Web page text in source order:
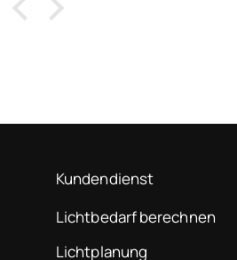
Kundendienst
Lichtbedarf berechnen
Lichtplanung